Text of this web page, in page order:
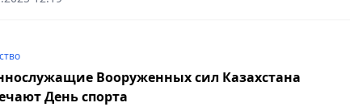
Вооруженных сил Казахстана
День спорта